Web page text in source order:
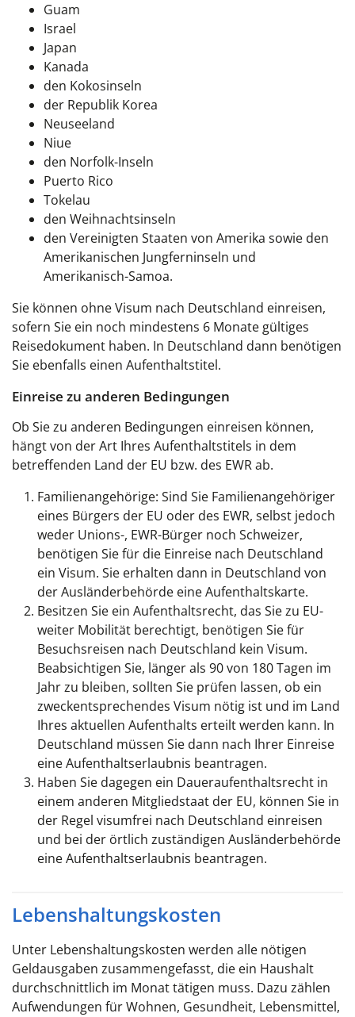
Guam
Israel
Japan
Kanada
den Kokosinseln
der Republik Korea
Neuseeland
Niue
den Norfolk-Inseln
Puerto Rico
Tokelau
den Weihnachtsinseln
den Vereinigten Staaten von Amerika sowie den
Amerikanischen Jungferninseln und
Amerikanisch-Samoa.
Sie können ohne Visum nach Deutschland einreisen,
sofern Sie ein noch mindestens 6 Monate gültiges
Reisedokument haben. In Deutschland dann benötigen
Sie ebenfalls einen Aufenthaltstitel.
Einreise zu anderen Bedingungen
Ob Sie zu anderen Bedingungen einreisen können,
hängt von der Art Ihres Aufenthaltstitels in dem
betreffenden Land der EU bzw. des EWR ab.
Familienangehörige: Sind Sie Familienangehöriger
eines Bürgers der EU oder des EWR, selbst jedoch
weder Unions-, EWR-Bürger noch Schweizer,
benötigen Sie für die Einreise nach Deutschland
ein Visum. Sie erhalten dann in Deutschland von
der Ausländerbehörde eine Aufenthaltskarte.
Besitzen Sie ein Aufenthaltsrecht, das Sie zu EU-
weiter Mobilität berechtigt, benötigen Sie für
Besuchsreisen nach Deutschland kein Visum.
Beabsichtigen Sie, länger als 90 von 180 Tagen im
Jahr zu bleiben, sollten Sie prüfen lassen, ob ein
zweckentsprechendes Visum nötig ist und im Land
Ihres aktuellen Aufenthalts erteilt werden kann. In
Deutschland müssen Sie dann nach Ihrer Einreise
eine Aufenthaltserlaubnis beantragen.
Haben Sie dagegen ein Daueraufenthaltsrecht in
einem anderen Mitgliedstaat der EU, können Sie in
der Regel visumfrei nach Deutschland einreisen
und bei der örtlich zuständigen Ausländerbehörde
eine Aufenthaltserlaubnis beantragen.
Lebenshaltungskosten
Unter Lebenshaltungskosten werden alle nötigen
Geldausgaben zusammengefasst, die ein Haushalt
durchschnittlich im Monat tätigen muss. Dazu zählen
Aufwendungen für Wohnen, Gesundheit, Lebensmittel,